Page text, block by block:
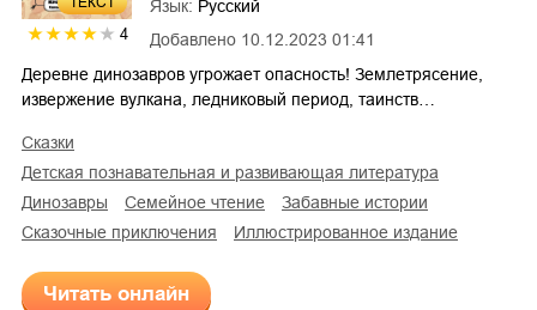
4 Добавлено 10.12.2023 01:41
Язык: Русский
Деревне динозавров угрожает опасность! Землетрясение,
извержение вулкана, ледниковый период, таинств…
сказки
детская познавательная и развивающая литература
динозавры
семейное чтение
забавные истории
сказочные приключения
иллюстрированное издание
Читать онлайн